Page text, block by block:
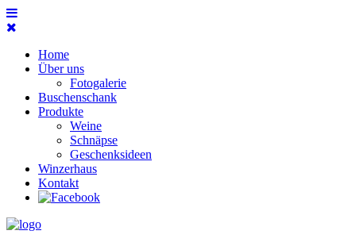
Home
Über uns
Fotogalerie
Buschenschank
Produkte
Weine
Schnäpse
Geschenksideen
Winzerhaus
Kontakt